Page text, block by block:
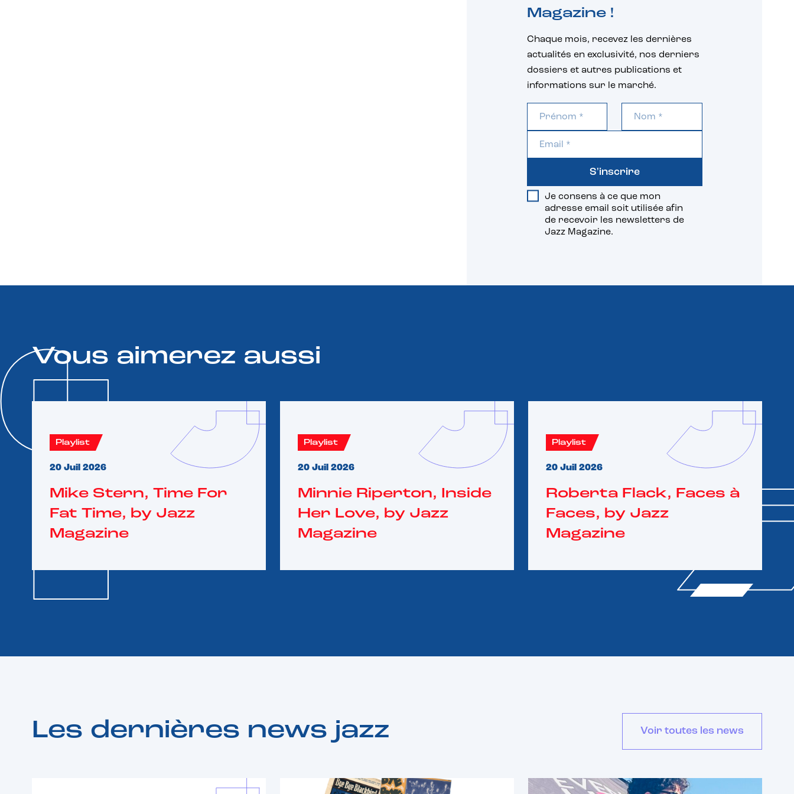
Magazine !
Chaque mois, recevez les dernières
actualités en exclusivité, nos derniers
dossiers et autres publications et
informations sur le marché.
Je consens à ce que mon
adresse email soit utilisée afin
de recevoir les newsletters de
Jazz Magazine.
S'inscrire
Vous aimerez aussi
Playlist
20 Juil 2026
Mike Stern, Time For
Fat Time, by Jazz
Magazine
Playlist
20 Juil 2026
Minnie Riperton, Inside
Her Love, by Jazz
Magazine
Playlist
20 Juil 2026
Roberta Flack, Faces à
Faces, by Jazz
Magazine
Les dernières news jazz Voir toutes les news